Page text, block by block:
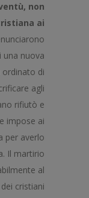
non
ai
una nuova
ordinato di
agli
rifiutò e
impose ai
per averlo
Il martirio
al
cristiani